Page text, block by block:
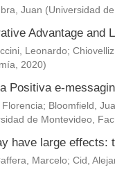
Juan (Universidad
Advantage and
Leonardo;
, 2020)
Positiva e-
Florencia; Bloomfield,
de Montevideo,
have large effects:
Marcelo; Cid,